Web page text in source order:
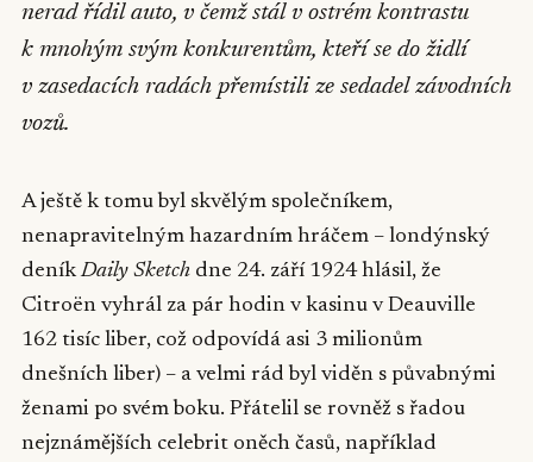
nerad řídil auto, v čemž stál v ostrém kontrastu
k mnohým svým konkurentům, kteří se do židlí
v zasedacích radách přemístili ze sedadel závodních
vozů.
A ještě k tomu byl skvělým společníkem,
nenapravitelným hazardním hráčem – londýnský
deníkDaily Sketch dne 24. září 1924 hlásil, že
Citroën vyhrál za pár hodin v kasinu v Deauville
162 tisíc liber, což odpovídá asi 3 milionům
dnešních liber) – a velmi rád byl viděn s půvabnými
ženami po svém boku. Přátelil se rovněž s řadou
nejznámějších celebrit oněch časů, například